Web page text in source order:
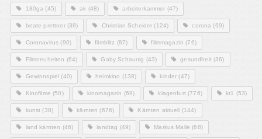
180ga (45) ak (48) arbeiterkammer (47)
beate prettner(38) Christian Scheider (124) corona (69)
Coronavirus (90) filmblitz (87) filmmagazin (76)
Filmneuheiten (64) Gaby Schaunig (43) gesundheit(36)
Gewinnspiel (40) heimkino (138) kinder (47)
Kinofilme (50) kinomagazin (69) klagenfurt(776) kt1 (53)
kunst (38) kärnten (676) Kärnten aktuell (144)
land kärnten (46) landtag (49) Markus Malle (68)